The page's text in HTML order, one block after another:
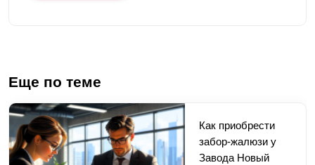
Еще по теме
Как приобрести
забор-жалюзи у
Завода Новый